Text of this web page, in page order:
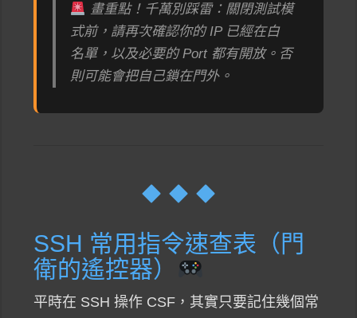
畫重點！千萬別踩雷：關閉測試模
式前，請再次確認你的 IP 已經在白
名單，以及必要的 Port 都有開放。否
則可能會把自己鎖在門外。
SSH 常用指令速查表（門
衛的遙控器）
平時在 SSH 操作 CSF，其實只要記住幾個常